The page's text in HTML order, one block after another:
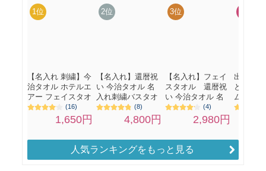
人気ランキングをもっと見る